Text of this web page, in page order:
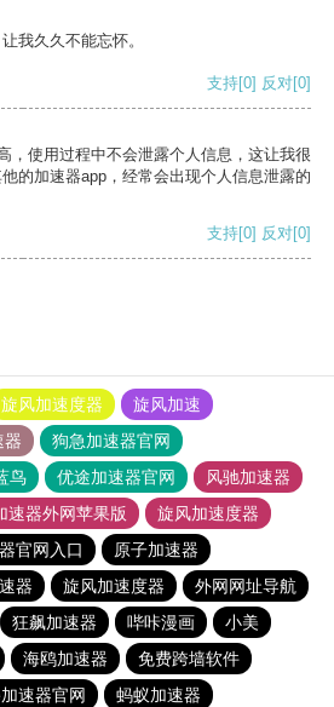
我久久不能忘怀。
支持[0] 反对[0]
，使用过程中不会泄露个人信息，这让我很
的加速器app，经常会出现个人信息泄露的
支持[0] 反对[0]
旋风加速度器
旋风加速
器
狗急加速器官网
鸟 优途加速器官网
风驰加速器
速器外网苹果版
旋风加速度器
官网入口
原子加速器
器 旋风加速度器
外网网址导航
狂飙加速器 哔咔漫画
小美
海鸥加速器
免费跨墙软件
速器官网 蚂蚁加速器